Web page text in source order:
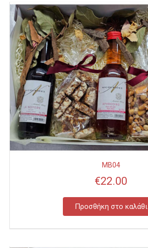
MB04
€22.00
Προσθήκη στο καλάθι